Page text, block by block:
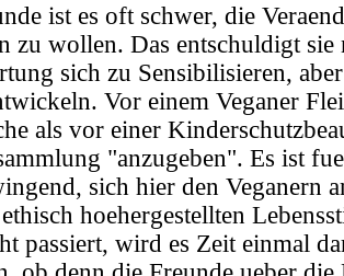
ist es oft schwer, die
zu wollen. Das entschuldigt
sich zu Sensibilisieren,
Vor einem Veganer
als vor einer
"anzugeben". Es ist
sich hier den Veganern
hoehergestellten
passiert, wird es Zeit einmal